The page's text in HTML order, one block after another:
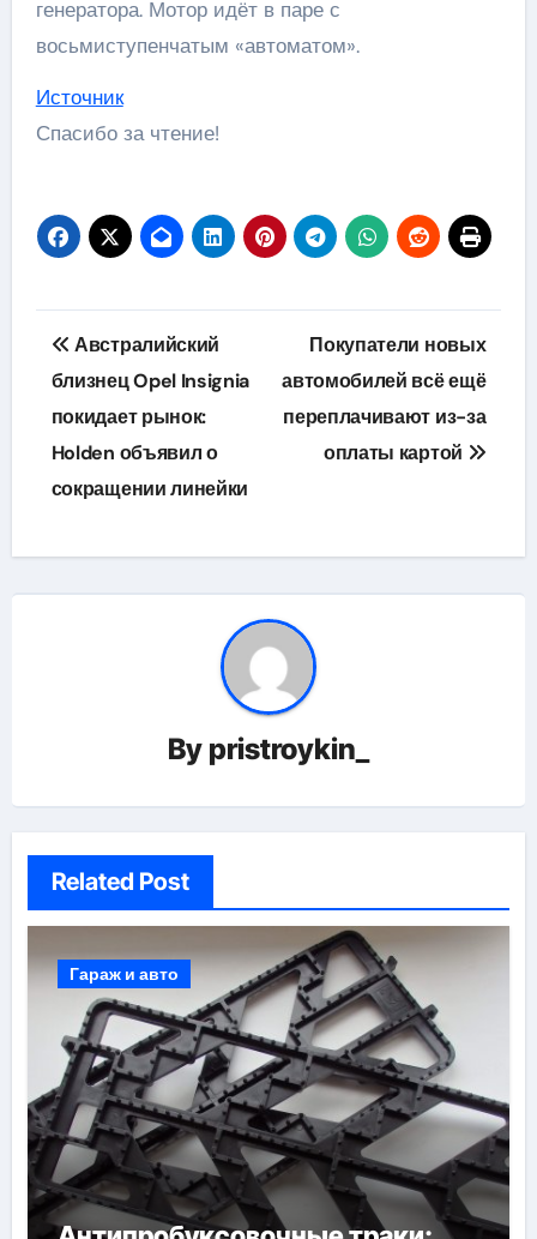
генератора. Мотор идёт в паре с
восьмиступенчатым «автоматом».
Источник
Спасибо за чтение!
Навигация
по
записям
Австралийский
близнец Opel Insignia
покидает рынок:
Holden объявил о
сокращении линейки
Покупатели новых
автомобилей всё ещё
переплачивают из-за
оплаты картой
By pristroykin_
Related Post
Гараж и авто